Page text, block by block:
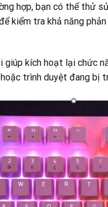
hợp, bạn có thể thử
kiểm tra khả năng
giúp kích hoạt lại chức
trình duyệt đang bị